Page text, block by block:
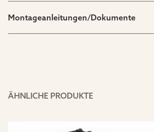
Montageanleitungen/Dokumente
ÄHNLICHE PRODUKTE